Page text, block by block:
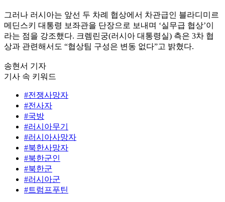
그러나 러시아는 앞선 두 차례 협상에서 차관급인 블라디미르
메딘스키 대통령 보좌관을 단장으로 보내며 ‘실무급 협상’이
라는 점을 강조했다. 크렘린궁(러시아 대통령실) 측은 3차 협
상과 관련해서도 “협상팀 구성은 변동 없다”고 밝혔다.
송현서 기자
기사 속 키워드
#전쟁사망자
#전사자
#국방
#러시아무기
#러시아사망자
#북한사망자
#북한군인
#북한군
#러시아군
#트럼프푸틴